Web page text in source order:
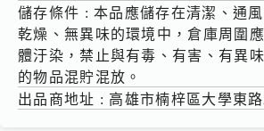
儲存條件 : 本品應儲存在清潔、通風
乾燥、無異味的環境中，倉庫周圍
體汙染，禁止與有毒、有害、有異
的物品混貯混放。
出品商地址 : 高雄市楠梓區大學東